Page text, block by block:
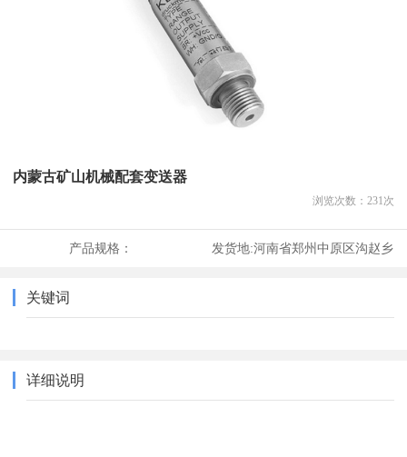
内蒙古矿山机械配套变送器
浏览次数： 231次
产品规格： 发货地:河南省郑州中原区沟赵乡
关键词
详细说明